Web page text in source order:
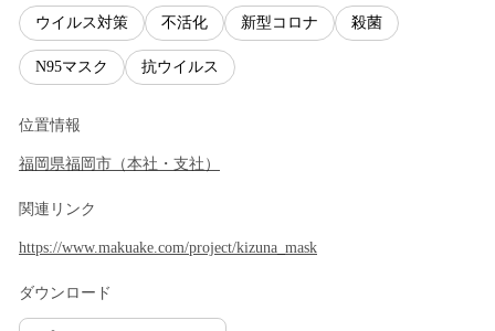
ウイルス対策 不活化 新型コロナ 殺菌
N95マスク 抗ウイルス
位置情報
福岡県福岡市 （本社・支社 ）
関連リンク
https://www.makuake.com/project/kizuna_mask
ダウンロード